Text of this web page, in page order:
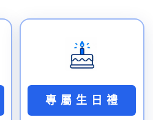
專 屬 生 日 禮